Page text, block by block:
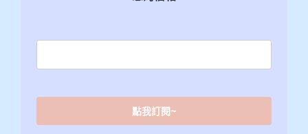
點我訂閱~